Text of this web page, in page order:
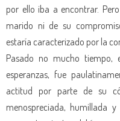
por ello iba a encontrar.
marido ni de su
estaría caracterizado por la
Pasado no mucho tiempo,
esperanzas, fue
actitud por parte de su
menospreciada, humillada